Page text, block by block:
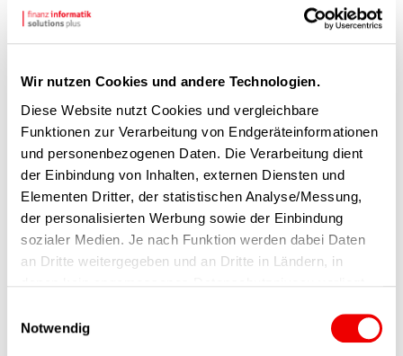
Wir nutzen Cookies und andere Technologien.
Diese Website nutzt Cookies und vergleichbare
Funktionen zur Verarbeitung von Endgeräteinformationen
und personenbezogenen Daten. Die Verarbeitung dient
der Einbindung von Inhalten, externen Diensten und
Elementen Dritter, der statistischen Analyse/Messung,
der personalisierten Werbung sowie der Einbindung
sozialer Medien. Je nach Funktion werden dabei Daten
an Dritte weitergegeben und an Dritte in Ländern, in
Einwilligung ist stets freiwillig, für die Nutzung unserer
Website nicht erforderlich und kann jederzeit auf unserer
Notwendig
22.01.2026
Projektkompetenz beginnt im
Alltag – und manchmal am Fuß
des Everests
Projektplanung kann herausfordernd sein –
muss sie aber nicht. In dieser dreiteiligen